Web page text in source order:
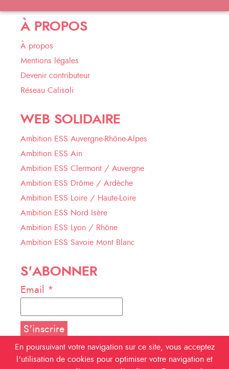
À PROPOS
À propos
Mentions légales
Devenir contributeur
Réseau Calisoli
WEB SOLIDAIRE
Ambition ESS Auvergne-Rhône-Alpes
Ambition ESS Ain
Ambition ESS Clermont / Auvergne
Ambition ESS Drôme / Ardèche
Ambition ESS Loire / Haute-Loire
Ambition ESS Nord Isère
Ambition ESS Lyon / Rhône
Ambition ESS Savoie Mont Blanc
S'ABONNER
Email *
NOUS SUIVRE
En poursuivant votre navigation sur ce site, vous acceptez
l'utilisation de cookies pour optimiser votre navigation et